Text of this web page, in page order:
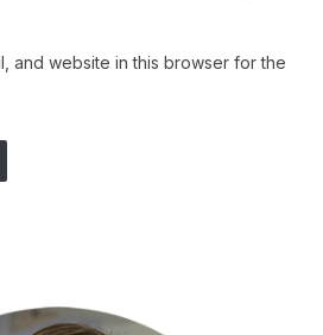
and website in this browser for the